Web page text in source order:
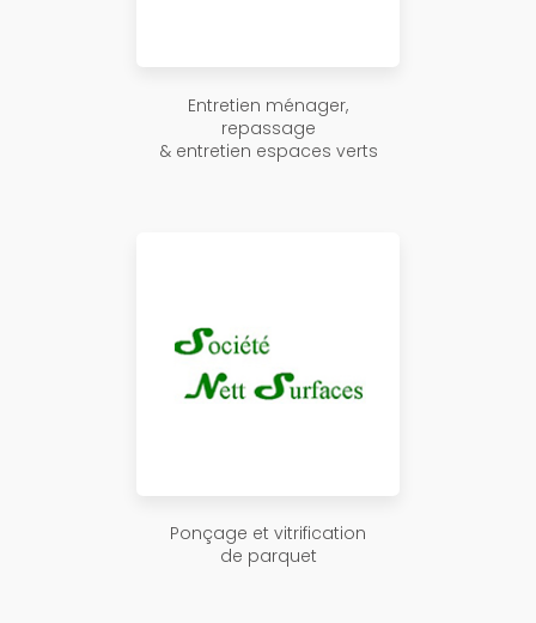
Entretien ménager,
repassage
& entretien espaces verts
Ponçage et vitrification
de parquet